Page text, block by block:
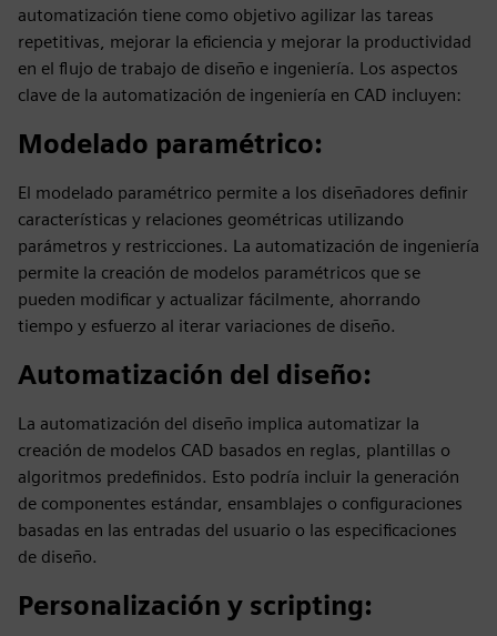
automatización tiene como objetivo agilizar las tareas
repetitivas, mejorar la eficiencia y mejorar la productividad
en el flujo de trabajo de diseño e ingeniería. Los aspectos
clave de la automatización de ingeniería en CAD incluyen:
Modelado paramétrico:
El modelado paramétrico permite a los diseñadores definir
características y relaciones geométricas utilizando
parámetros y restricciones. La automatización de ingeniería
permite la creación de modelos paramétricos que se
pueden modificar y actualizar fácilmente, ahorrando
tiempo y esfuerzo al iterar variaciones de diseño.
Automatización del diseño:
La automatización del diseño implica automatizar la
creación de modelos CAD basados en reglas, plantillas o
algoritmos predefinidos. Esto podría incluir la generación
de componentes estándar, ensamblajes o configuraciones
basadas en las entradas del usuario o las especificaciones
de diseño.
Personalización y scripting: